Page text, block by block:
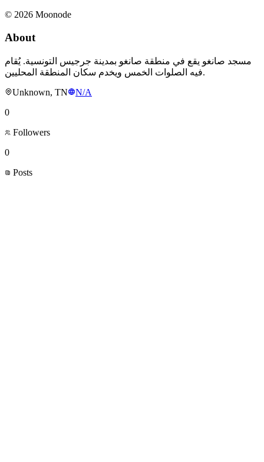
© 2026 Moonode
About
مسجد صانغو يقع في منطقة صانغو بمدينة جرجيس التونسية. يُقام
فيه الصلوات الخمس ويخدم سكان المنطقة المحليين.
Unknown, TN
N/A
0
Followers
0
Posts